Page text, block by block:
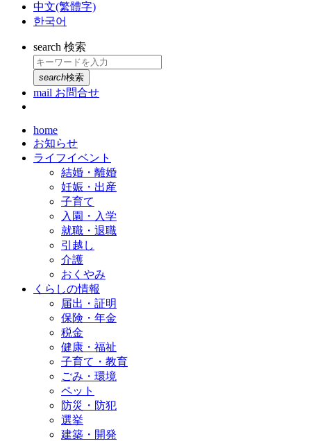
中文(繁體字)
한국어
search 検索
search検索
mail お問合せ
home
お知らせ
ライフイベント
結婚・離婚
妊娠・出産
子育て
入園・入学
就職・退職
引越し
介護
おくやみ
くらしの情報
届出・証明
保険・年金
税金
健康・福祉
子育て・教育
ごみ・環境
ペット
防災・防犯
選挙
建築・開発